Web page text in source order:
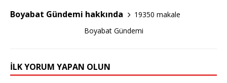
o
Boyabat Gündemi hakkında
19350 makale
Boyabat Gündemi
İLK YORUM YAPAN OLUN